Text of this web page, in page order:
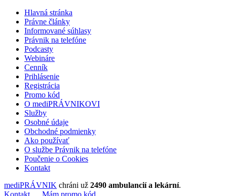
Hlavná stránka
Právne články
Informované súhlasy
Právnik na telefóne
Podcasty
Webináre
Cenník
Prihlásenie
Registrácia
Promo kód
O mediPRÁVNIKOVI
Služby
Osobné údaje
Obchodné podmienky
Ako používať
O službe Právnik na telefóne
Poučenie o Cookies
Kontakt
mediPRÁVNIK chráni už 2490 ambulancií a lekární.
Kontakt
Mám promo kód